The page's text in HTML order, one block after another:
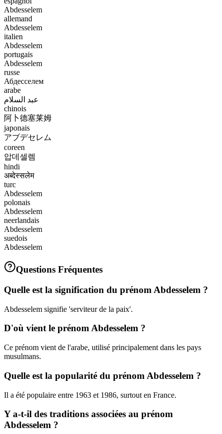
Abdesselem
allemand
Abdesselem
italien
Abdesselem
portugais
Abdesselem
russe
Абдесселем
arabe
عبد السلام
chinois
阿卜德塞莱姆
japonais
アブデセレム
coreen
압데셀렘
hindi
अब्देस्सलेम
turc
Abdesselem
polonais
Abdesselem
neerlandais
Abdesselem
suedois
Abdesselem
Questions Fréquentes
Quelle est la signification du prénom Abdesselem ?
Abdesselem signifie 'serviteur de la paix'.
D'où vient le prénom Abdesselem ?
Ce prénom vient de l'arabe, utilisé principalement dans les pays
musulmans.
Quelle est la popularité du prénom Abdesselem ?
Il a été populaire entre 1963 et 1986, surtout en France.
Y a-t-il des traditions associées au prénom
Abdesselem ?